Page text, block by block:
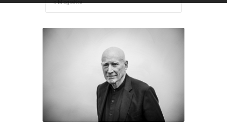
bibliografica